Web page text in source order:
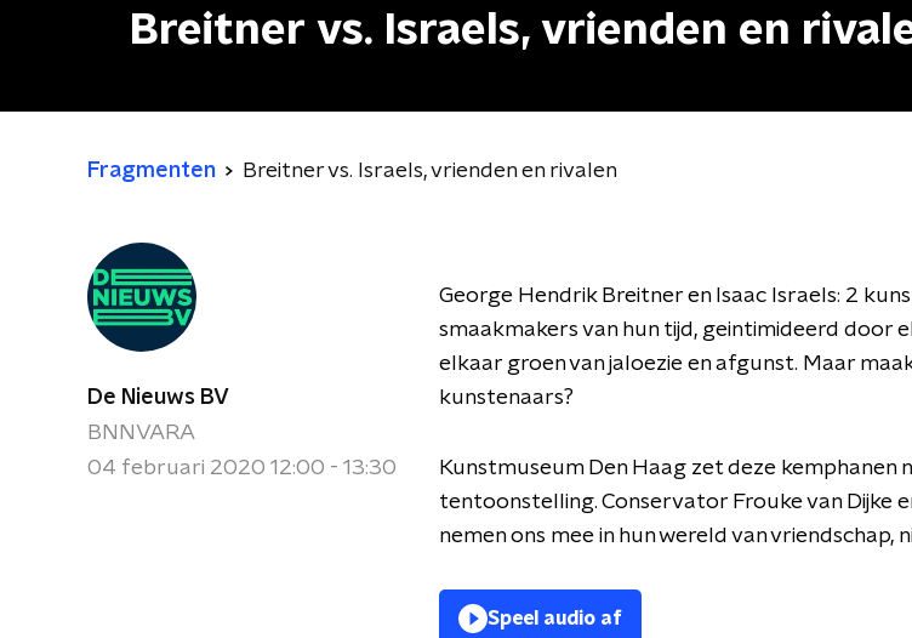
Breitner vs. Israels, vrienden en
Fragmenten Breitner vs. Israels, vrienden en rivalen
De Nieuws BV
BNNVARA
04 februari 2020 12:00 - 13:30
George Hendrik Breitner en Isaac Israels: 2
smaakmakers van hun tijd, geintimideerd door
elkaar groen van jaloezie en afgunst. Maar
kunstenaars?
Kunstmuseum Den Haag zet deze kemphanen
tentoonstelling. Conservator Frouke van Dijke
nemen ons mee in hun wereld van vriendschap,
Speel audio af